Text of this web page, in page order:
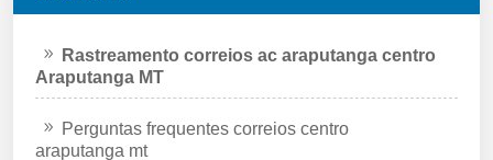
Rastreamento correios ac araputanga centro
Araputanga MT
Perguntas frequentes correios centro
araputanga mt